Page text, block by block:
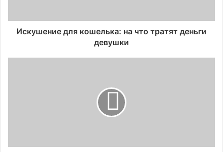
Искушение для кошелька: на что тратят деньги
девушки